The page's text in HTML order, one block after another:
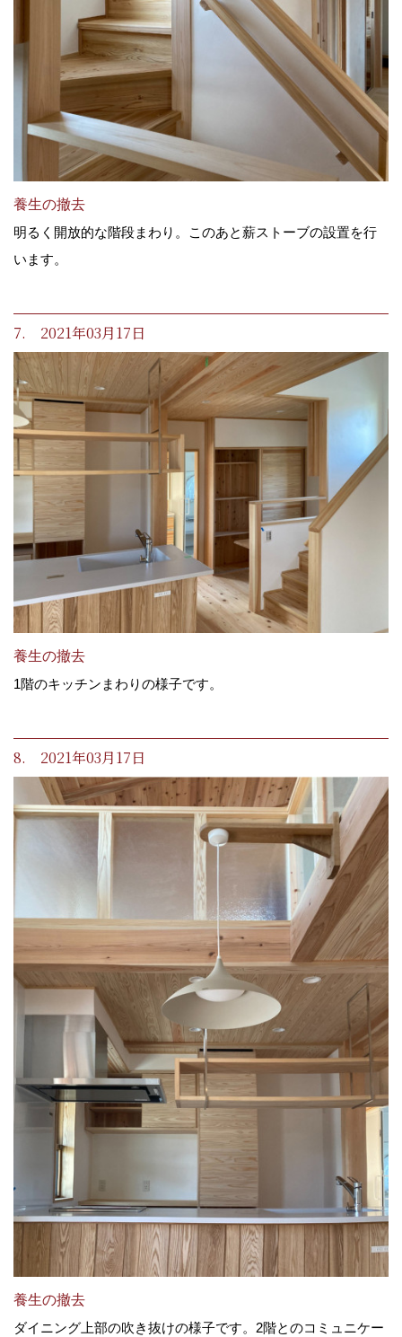
養生の撤去
明るく開放的な階段まわり。このあと薪ストーブの設置を行
います。
7. 2021年03月17日
養生の撤去
1階のキッチンまわりの様子です。
8. 2021年03月17日
養生の撤去
ダイニング上部の吹き抜けの様子です。2階とのコミュニケー